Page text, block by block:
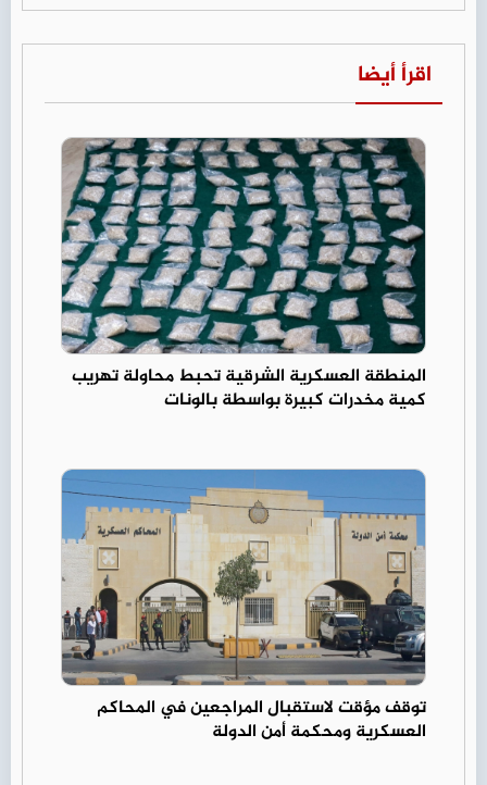
اقرأ أيضا
المنطقة العسكرية الشرقية تحبط محاولة تهريب
كمية مخدرات كبيرة بواسطة بالونات
توقف مؤقت لاستقبال المراجعين في المحاكم
العسكرية ومحكمة أمن الدولة